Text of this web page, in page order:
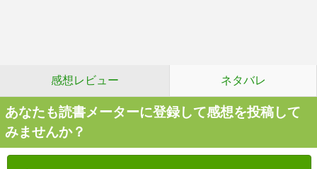
感想レビュー ネタバレ
あなたも読書メーターに登録して感想を投稿して
みませんか？